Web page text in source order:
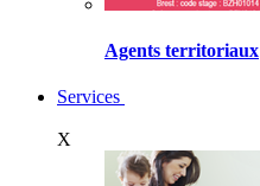
Agents territoriaux
Services
X